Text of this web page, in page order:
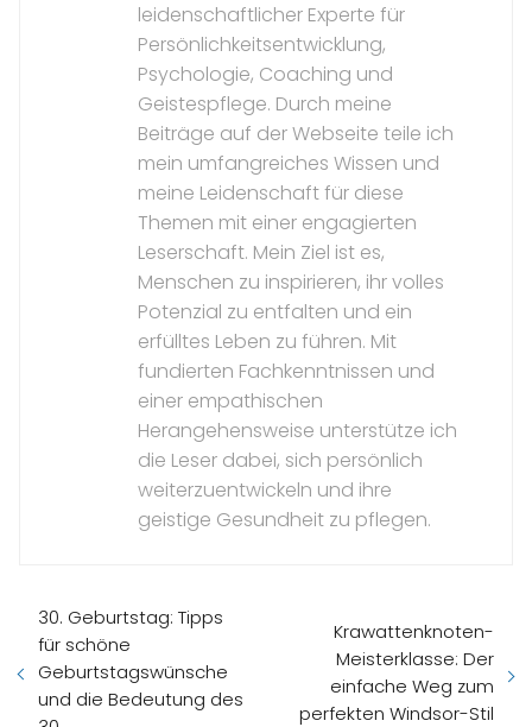
leidenschaftlicher Experte für
Persönlichkeitsentwicklung,
Psychologie, Coaching und
Geistespflege. Durch meine
Beiträge auf der Webseite teile ich
mein umfangreiches Wissen und
meine Leidenschaft für diese
Themen mit einer engagierten
Leserschaft. Mein Ziel ist es,
Menschen zu inspirieren, ihr volles
Potenzial zu entfalten und ein
erfülltes Leben zu führen. Mit
fundierten Fachkenntnissen und
einer empathischen
Herangehensweise unterstütze ich
die Leser dabei, sich persönlich
weiterzuentwickeln und ihre
geistige Gesundheit zu pflegen.
30. Geburtstag: Tipps
für schöne
Geburtstagswünsche
und die Bedeutung des
Krawattenknoten-
Meisterklasse: Der
einfache Weg zum
perfekten Windsor-Stil